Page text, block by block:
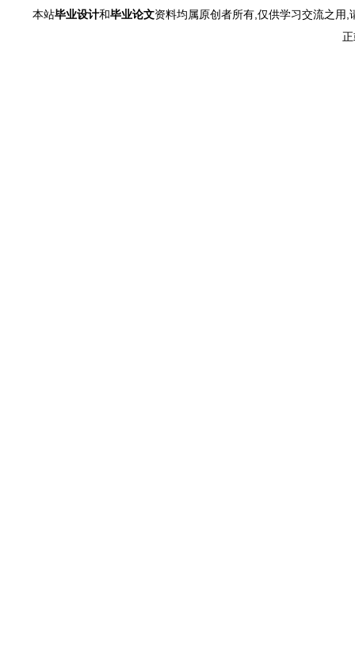
本站毕业设计和毕业论文资料均属原创者所有,仅供学习交流之用